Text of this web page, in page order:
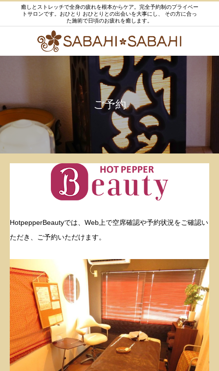
癒しとストレッチで全身の疲れを根本からケア。完全予約制のプライベー
トサロンです。おひとり おひとりとの出会いを大事にし、 その方に合っ
た施術で日頃のお疲れを癒します。
ご予約
HotpepperBeautyでは、Web上で空席確認や予約状況をご確認い
ただき、ご予約いただけます。